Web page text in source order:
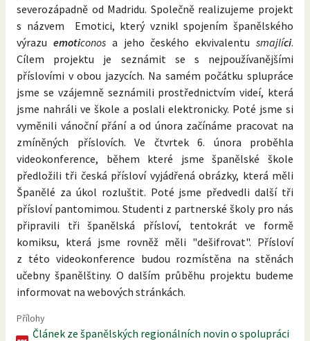
severozápadně od Madridu. Společně realizujeme projekt
s názvem Emotici, který vznikl spojením španělského
výrazu emoticonos a jeho českého ekvivalentusmajlíci.
Cílem projektu je seznámit se s nejpoužívanějšími
příslovími v obou jazycích. Na samém počátku splupráce
jsme se vzájemně seznámili prostřednictvím videí, která
jsme nahráli ve škole a poslali elektronicky. Poté jsme si
vyměnili vánoční přání a od února začínáme pracovat na
zmíněných příslovích. Ve čtvrtek 6. února proběhla
videokonference, během které jsme španělské škole
předložili tři česká přísloví vyjádřená obrázky, která měli
Španělé za úkol rozluštit. Poté jsme předvedli další tři
přísloví pantomimou. Studenti z partnerské školy pro nás
připravili tři španělská přísloví, tentokrát ve formě
komiksu, která jsme rovněž měli "dešifrovat". Přísloví
z této videokonference budou rozmístěna na stěnách
učebny španělštiny. O dalším průběhu projektu budeme
informovat na webových stránkách.
Přílohy
Článek ze španělských regionálních novin o spolupráci